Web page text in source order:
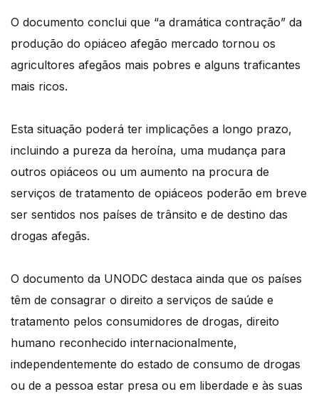
O documento conclui que “a dramática contração” da
produção do opiáceo afegão mercado tornou os
agricultores afegãos mais pobres e alguns traficantes
mais ricos.
Esta situação poderá ter implicações a longo prazo,
incluindo a pureza da heroína, uma mudança para
outros opiáceos ou um aumento na procura de
serviços de tratamento de opiáceos poderão em breve
ser sentidos nos países de trânsito e de destino das
drogas afegãs.
O documento da UNODC destaca ainda que os países
têm de consagrar o direito a serviços de saúde e
tratamento pelos consumidores de drogas, direito
humano reconhecido internacionalmente,
independentemente do estado de consumo de drogas
ou de a pessoa estar presa ou em liberdade e às suas